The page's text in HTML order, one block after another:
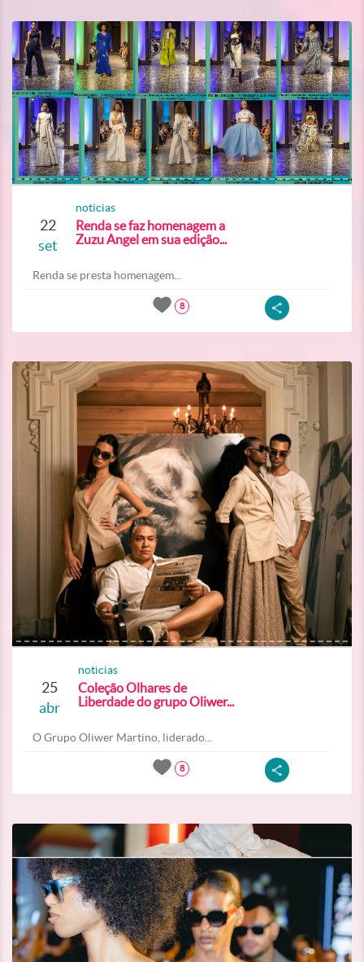
22
set
noticias
Renda se faz homenagem a
Zuzu Angel em sua edição...
Renda se presta homenagem...
8
25
abr
noticias
Coleção Olhares de
Liberdade do grupo Oliwer...
O Grupo Oliwer Martino, liderado...
8